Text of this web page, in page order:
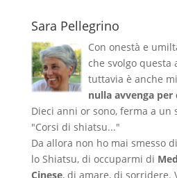
Sara Pellegrino
Con onestà e
che svolgo questa
tuttavia è anche
nulla avvenga per
Dieci anni or sono, ferma a un
"Corsi di shiatsu..."
Da allora non ho mai smesso
lo Shiatsu, di occuparmi di
Cinese, di amare, di sorridere.